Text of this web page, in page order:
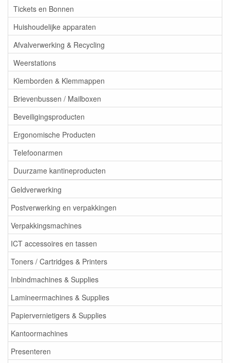
Tickets en Bonnen
Huishoudelijke apparaten
Afvalverwerking & Recycling
Weerstations
Klemborden & Klemmappen
Brievenbussen / Mailboxen
Beveiligingsproducten
Ergonomische Producten
Telefoonarmen
Duurzame kantineproducten
Geldverwerking
Postverwerking en verpakkingen
Verpakkingsmachines
ICT accessoires en tassen
Toners / Cartridges & Printers
Inbindmachines & Supplies
Lamineermachines & Supplies
Papiervernietigers & Supplies
Kantoormachines
Presenteren